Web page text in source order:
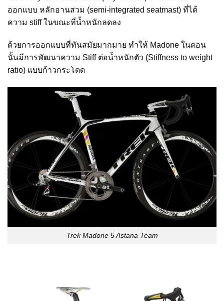
ออกแบบ หลักอานสวม (semi-integrated seatmast) ที่ได้
ความ stiff ในขณะที่น้ำหนักลดลง
ด้วยการออกแบบที่ทันสมัยมากมาย ทำให้ Madone ในตอน
นั้นมีการพัฒนาความ Stiff ต่อน้ำหนักตัว (Stiffness to weight
ratio) แบบก้าวกระโดด
Trek Madone 5 Astana Team